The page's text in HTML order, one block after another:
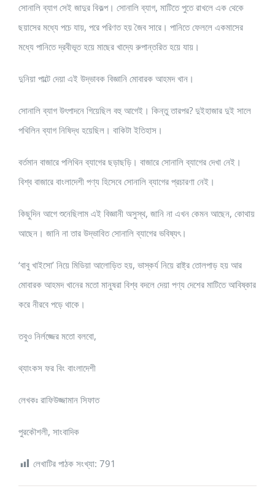
সোনালি ব্যাগ সেই জাদুর বিকল্প। সোনালি ব্যাগ, মাটিতে পুতে রাখলে এক থেকে
ছয়াসের মধ্যে পচে যায়, পরে পরিণত হয় জৈব সারে। পানিতে ফেললে একমাসের
মধ্যে পানিতে দ্রবীভূত হয়ে মাছের খাদ্যে রুপান্তরিত হয়ে যায়।
দুনিয়া পাল্টে দেয়া এই উদ্ভাবক বিজ্ঞানি মোবারক আহমদ খান।
সোনালি ব্যাগ উৎপাদনে গিয়েছিল বহু আগেই। কিন্তু তারপর? দুইহাজার দুই সালে
পথিলিন ব্যাগ নিষিদ্ধ হয়েছিল। বাকিটা ইতিহাস।
বর্তমান বাজারে পলিথিন ব্যাগের ছড়াছড়ি। বাজারে সোনালি ব্যাগের দেখা নেই।
বিশ্ব বাজারে বাংলাদেশী পণ্য হিসেবে সোনালি ব্যাগের প্রচারণা নেই।
কিছুদিন আগে শুনেছিলাম এই বিজ্ঞানী অসুস্থ, জানি না এখন কেমন আছেন, কোথায়
আছেন। জানি না তার উদ্ভাবিত সোনালি ব্যাগের ভবিষ্যৎ।
‘বাবু খাইসো’ নিয়ে মিডিয়া আলোড়িত হয়, ভাস্কর্য নিয়ে রাষ্ট্র তোলপাড় হয় আর
মোবারক আহমদ খানের মতো মানুষরা বিশ্ব বদলে দেয়া পণ্য দেশের মাটিতে আবিষ্কার
করে নীরবে পড়ে থাকে।
তবুও নির্লজ্জের মতো বলবো,
থ্যাংকস ফর বিং বাংলাদেশী
লেখকঃ রাফিউজ্জামান সিফাত
পুরকৌশলী, সাংবাদিক
লেখাটির পাঠক সংখ্যা: 791